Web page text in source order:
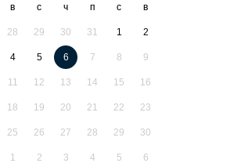
в с ч п с в
28 29 30 31 1 2
4 5 6 7 8 9
11 12 13 14 15 16
18 19 20 21 22 23
25 26 27 28 29 30
1 2 3 4 5 6